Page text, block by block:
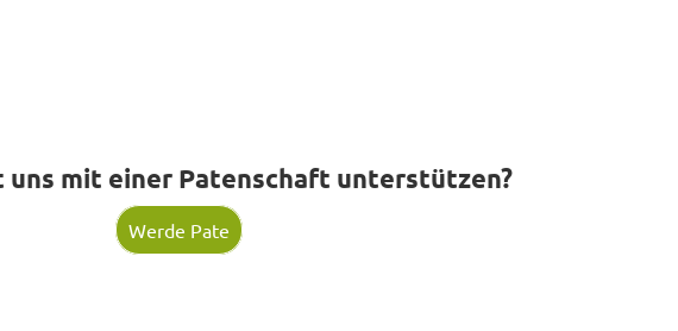
uns mit einer Patenschaft unterstützen?
Werde Pate